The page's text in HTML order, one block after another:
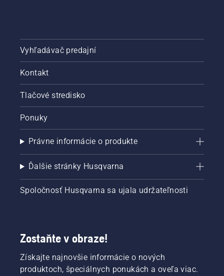
Vyhľadávač predajní
Kontakt
Tlačové stredisko
Ponuky
Právne informácie o produkte
Ďalšie stránky Husqvarna
Spoločnosť Husqvarna sa ujala udržateľnosti
Zostaňte v obraze!
Získajte najnovšie informácie o nových
produktoch, špeciálnych ponukách a oveľa viac.